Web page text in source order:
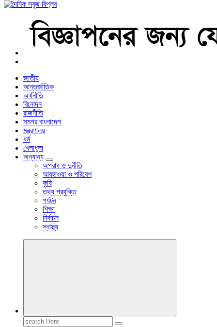
বাংলা নিউজ পেপার
জাতীয়
আন্তর্জাতিক
অর্থনীতি
বিনোদন
রাজনীতি
সমগ্র বাংলাদেশ
মন্ত্রণালয়
ধর্ম
খেলাধুলা
অন্যান্য
অপরাধ ও দুর্নীতি
আবহাওয়া ও পরিবেশ
কৃষি
তথ্য প্রযুক্তি
পর্যটন
শিক্ষা
নির্বাচন
স্বাস্থ্য
Search